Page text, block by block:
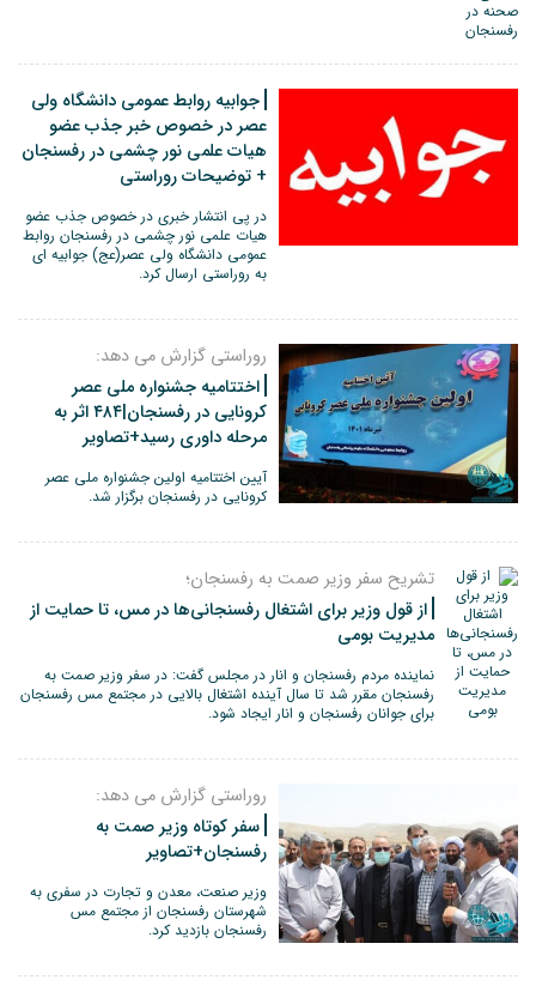
جوابیه روابط عمومی دانشگاه ولی
عصر در خصوص خبر جذب عضو
هیات علمی نور چشمی در رفسنجان
+ توضیحات روراستی
در پی انتشار خبری در خصوص جذب عضو
هیات علمی نور چشمی در رفسنجان روابط
عمومی دانشگاه ولی عصر(عج) جوابیه ای
به روراستی ارسال کرد.
روراستی گزارش می دهد:
اختتامیه جشنواره ملی عصر
کرونایی در رفسنجان|۴۸۴ اثر به
مرحله داوری رسید+تصاویر
آیین اختتامیه اولین جشنواره ملی عصر
کرونایی در رفسنجان برگزار شد.
تشریح سفر وزیر صمت به رفسنجان؛
از قول وزیر برای اشتغال رفسنجانی‌ها در مس، تا حمایت از
مدیریت بومی
نماینده مردم رفسنجان و انار در مجلس گفت: در سفر وزیر صمت به
رفسنجان مقرر شد تا سال آینده اشتغال بالایی در مجتمع مس رفسنجان
برای جوانان رفسنجان و انار ایجاد شود.
روراستی گزارش می دهد:
سفر کوتاه وزیر صمت به
رفسنجان+تصاویر
وزیر صنعت، معدن و تجارت در سفری به
شهرستان رفسنجان از مجتمع مس
رفسنجان بازدید کرد.